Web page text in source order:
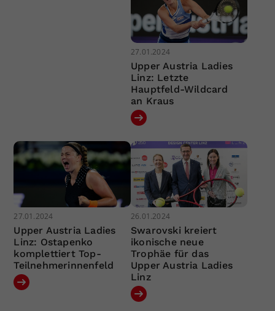
27.01.2024
Upper Austria Ladies
Linz: Letzte
Hauptfeld-Wildcard
an Kraus
27.01.2024
Upper Austria Ladies
Linz: Ostapenko
komplettiert Top-
Teilnehmerinnenfeld
26.01.2024
Swarovski kreiert
ikonische neue
Trophäe für das
Upper Austria Ladies
Linz